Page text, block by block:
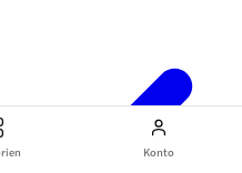
Konto